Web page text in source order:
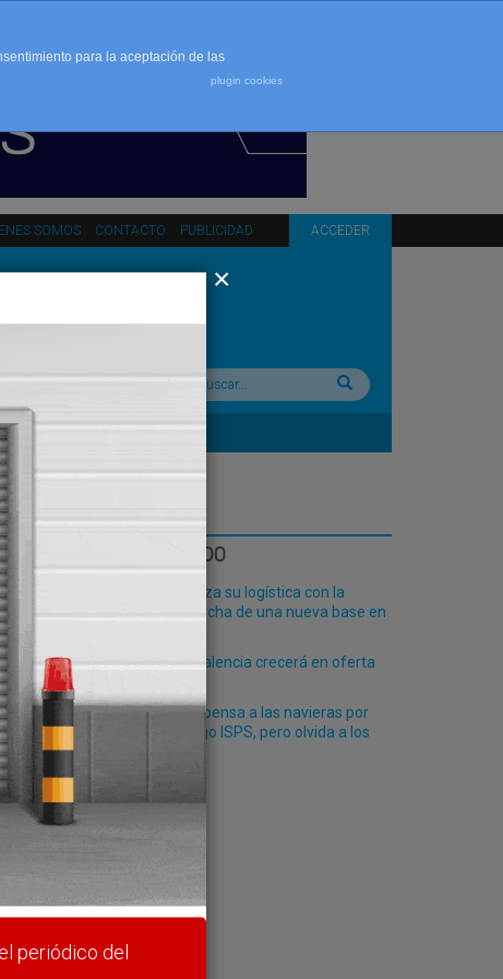
SOMOS CONTACTO PUBLICIDAD ACCEDER
Buscar:
silo
y
LO MÁS LEÍDO
Fribasa refuerza su logística con la
puesta en marcha de una nueva base en
El Puerto de Valencia crecerá en oferta
Fomento compensa a las navieras por
aplicar el código ISPS, pero olvida a los
para la aceptación de las
plugin cookies
periódico del